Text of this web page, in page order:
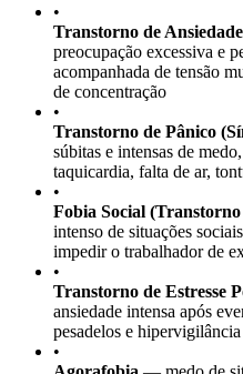
•
Transtorno de
preocupação excessiva e
acompanhada de tensão
de concentração
•
Transtorno de Pânico
súbitas e intensas de
taquicardia, falta de ar,
•
Fobia Social
intenso de situações
impedir o trabalhador de
•
Transtorno de Estresse
ansiedade intensa após
pesadelos e hipervigilância
•